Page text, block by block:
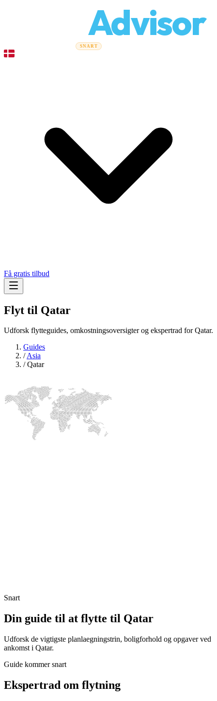
Advisor
Flyttefirmaer SNART
Få gratis tilbud
Flyt til Qatar
Udforsk flytteguides, omkostningsoversigter og ekspertrad for Qatar.
Guides
/Asia
/Qatar
Snart
Din guide til at flytte til Qatar
Udforsk de vigtigste planlaegningstrin, boligforhold og opgaver ved
ankomst i Qatar.
Guide kommer snart
Ekspertrad om flytning